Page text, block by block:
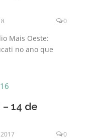
0
Mais Oeste:
no ano que
14 de
0